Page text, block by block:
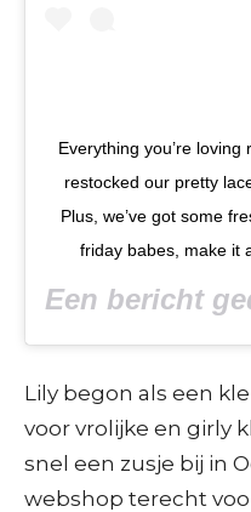
Everything you’re
restocked our pretty
Plus, we’ve got some
friday babes, make it
Een bericht
Lily begon als een
voor vrolijke en girly
snel een zusje bij in
webshop terecht